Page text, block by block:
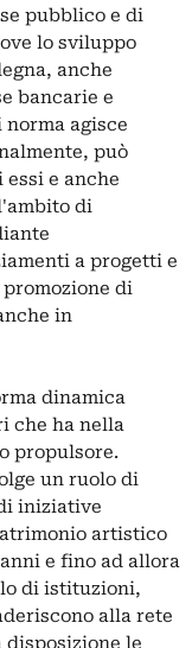
pubblico e di
lo sviluppo
anche
bancarie e
agisce
può
e anche
di
a progetti e
di
in
dinamica
che ha nella
propulsore.
un ruolo di
iniziative
artistico
e fino ad allora
di istituzioni,
alla rete
disposizione le